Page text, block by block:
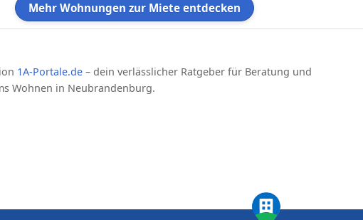
Mehr Wohnungen zur Miete entdecken
1A-Portale.de – dein verlässlicher Ratgeber für Beratung und
Wohnen in Neubrandenburg.